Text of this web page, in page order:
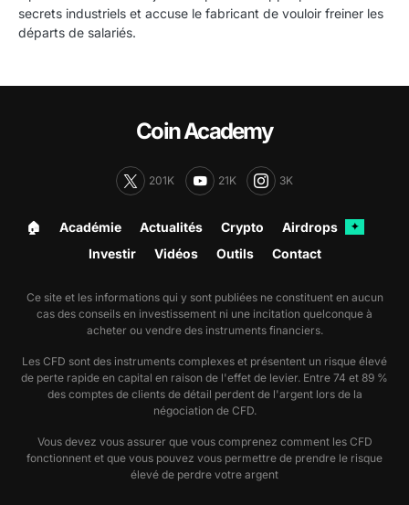
secrets industriels et accuse le fabricant de vouloir freiner les
départs de salariés.
Coin Academy
201K 21K 3K
🏠︎ Académie Actualités Crypto Airdrops ✦
Investir Vidéos Outils Contact
Ce site et les informations qui y sont publiées ne constituent en aucun
cas des conseils en investissement ni une incitation quelconque à
acheter ou vendre des instruments financiers.
Les CFD sont des instruments complexes et présentent un risque élevé
de perte rapide en capital en raison de l'effet de levier. Entre 74 et 89 %
des comptes de clients de détail perdent de l'argent lors de la
négociation de CFD.
Vous devez vous assurer que vous comprenez comment les CFD
fonctionnent et que vous pouvez vous permettre de prendre le risque
élevé de perdre votre argent